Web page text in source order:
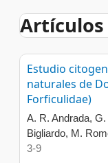
Artículos
Estudio
naturales de
Forficulidae)
A. R. Andrada,
Bigliardo, M.
3-9